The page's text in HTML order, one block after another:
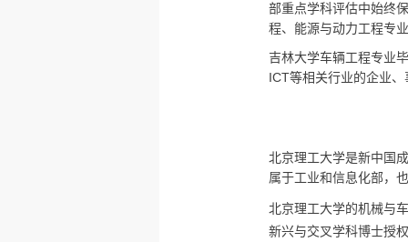
部重点学科评估中始终
程、能源与动力工程专
吉林大学车辆工程专业
ICT等相关行业的企业
北京理工大学是新中国
属于工业和信息化部，
北京理工大学的机械与
新兴与交叉学科博士授